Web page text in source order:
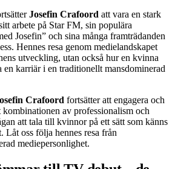
Josefin Crafoord att vara en stark
arbete på Star FM, sin populära
Josefin” och sina många framträdanden
Hennes resa genom medielandskapet
utveckling, utan också hur en kvinna
en karriär i en traditionellt mansdominerad
Crafoord fortsätter att engagera och
av professionalism och
att tala till kvinnor på ett sätt som känns
Låt oss följa hennes resa från
mediepersonlighet.